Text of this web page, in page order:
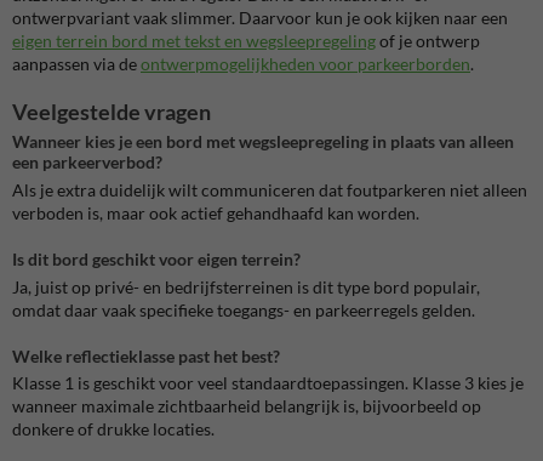
ontwerpvariant vaak slimmer. Daarvoor kun je ook kijken naar een
eigen terrein bord met tekst en wegsleepregelingof je ontwerp
aanpassen via deontwerpmogelijkheden voor parkeerborden.
Veelgestelde vragen
Wanneer kies je een bord met wegsleepregeling in plaats van alleen
een parkeerverbod?
Als je extra duidelijk wilt communiceren dat foutparkeren niet alleen
verboden is, maar ook actief gehandhaafd kan worden.
Is dit bord geschikt voor eigen terrein?
Ja, juist op privé- en bedrijfsterreinen is dit type bord populair,
omdat daar vaak specifieke toegangs- en parkeerregels gelden.
Welke reflectieklasse past het best?
Klasse 1 is geschikt voor veel standaardtoepassingen. Klasse 3 kies je
wanneer maximale zichtbaarheid belangrijk is, bijvoorbeeld op
donkere of drukke locaties.